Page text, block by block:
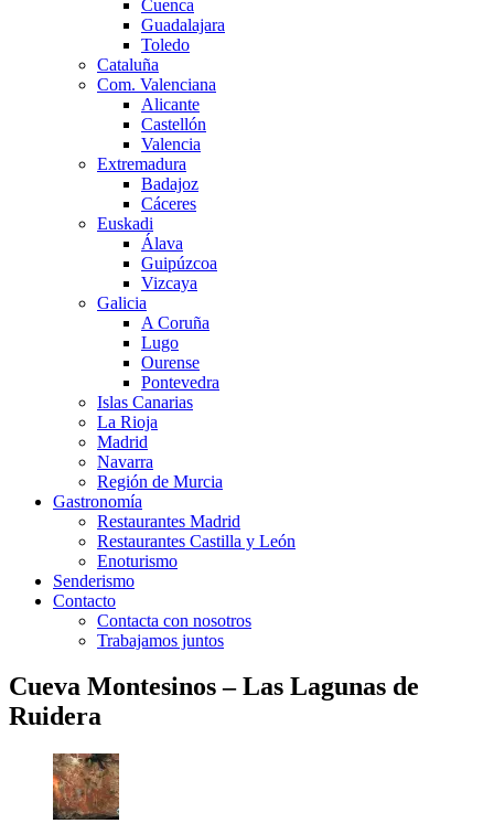
Cuenca
Guadalajara
Toledo
Cataluña
Com. Valenciana
Alicante
Castellón
Valencia
Extremadura
Badajoz
Cáceres
Euskadi
Álava
Guipúzcoa
Vizcaya
Galicia
A Coruña
Lugo
Ourense
Pontevedra
Islas Canarias
La Rioja
Madrid
Navarra
Región de Murcia
Gastronomía
Restaurantes Madrid
Restaurantes Castilla y León
Enoturismo
Senderismo
Contacto
Contacta con nosotros
Trabajamos juntos
Cueva Montesinos – Las Lagunas de
Ruidera